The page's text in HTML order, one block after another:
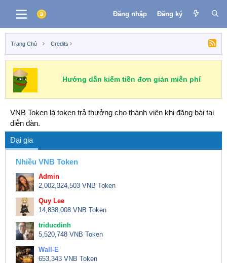
Đăng nhập Đăng ký
Trang Chủ Credits
Hướng dẫn kiếm tiền đơn giản miễn phí
VNB Token là token trả thưởng cho thành viên khi đăng bài tại
diễn đàn.
Đại gia
Nhiều VNB Token
Admin
2,002,324,503 VNB Token
Quy Lee
14,838,008 VNB Token
triducdinh
5,520,748 VNB Token
Wall-E
653,343 VNB Token